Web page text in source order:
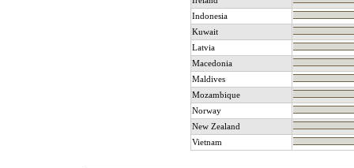
Indonesia
Kuwait
Latvia
Macedonia
Maldives
Mozambique
Norway
New Zealand
Vietnam